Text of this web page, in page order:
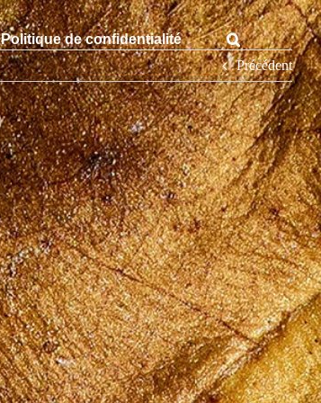
Politique de confidentialité
Précédent